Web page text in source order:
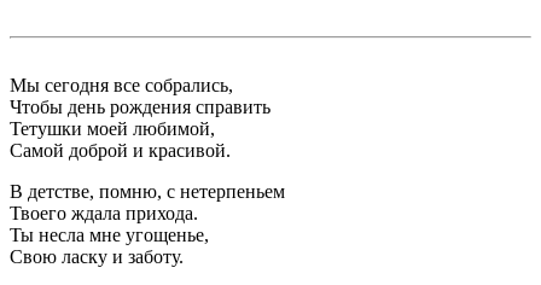
Мы сегодня все собрались,
Чтобы день рождения справить
Тетушки моей любимой,
Самой доброй и красивой.
В детстве, помню, с нетерпеньем
Твоего ждала прихода.
Ты несла мне угощенье,
Свою ласку и заботу.